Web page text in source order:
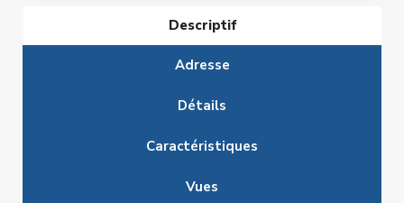
Descriptif
Adresse
Détails
Caractéristiques
Vues